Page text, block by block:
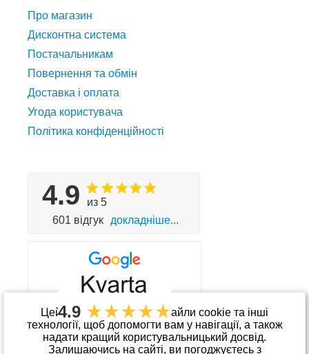
Цей сайт використовує файли cookie та інші
технології, щоб допомогти вам у навігації, а також
надати кращий користувальницький досвід.
Залишаючись на сайті, ви погоджуєтесь з
Про магазин
Дисконтна система
Постачальникам
Повернення та обмін
Доставка і оплата
Угода користувача
Політика конфіденційності
4.9
из 5
601 відгук
докладніше...
4.9
Приймаємо до оплати